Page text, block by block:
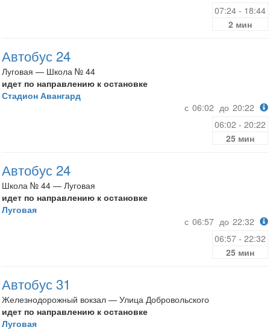
07:24 - 18:44
2 мин
Автобус 24
Луговая — Школа № 44
идет по направлению к остановке
Стадион Авангард
с 06:02 до 20:22
06:02 - 20:22
25 мин
Автобус 24
Школа № 44 — Луговая
идет по направлению к остановке
Луговая
с 06:57 до 22:32
06:57 - 22:32
25 мин
Автобус 31
Железнодорожный вокзал — Улица Добровольского
идет по направлению к остановке
Луговая